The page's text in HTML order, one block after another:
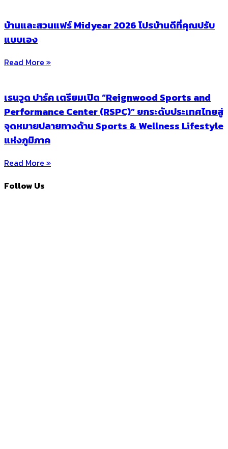
บ้านและสวนแฟร์ Midyear 2026 โปรบ้านดีที่คุณปรับ
แบบเอง
Read More »
เรนวูด ปาร์ค เตรียมเปิด “Reignwood Sports and
Performance Center (RSPC)” ยกระดับประเทศไทยสู่
จุดหมายปลายทางด้าน Sports & Wellness Lifestyle
แห่งภูมิภาค
Read More »
Follow Us